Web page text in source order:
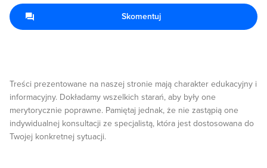
Treści prezentowane na naszej stronie mają charakter edukacyjny i
informacyjny. Dokładamy wszelkich starań, aby były one
merytorycznie poprawne. Pamiętaj jednak, że nie zastąpią one
indywidualnej konsultacji ze specjalistą, która jest dostosowana do
Twojej konkretnej sytuacji.
Skomentuj